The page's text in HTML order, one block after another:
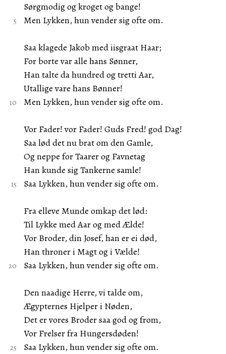
Sørgmodig og kroget og bange!
Men Lykken, hun vender sig ofte om.
Saa klagede Jakob med iisgraat Haar;
For borte var alle hans Sønner,
Han talte da hundred og tretti Aar,
Utallige vare hans Bønner!
Men Lykken, hun vender sig ofte om.
Vor Fader! vor Fader! Guds Fred! god Dag!
Saa lød det nu brat om den Gamle,
Og neppe for Taarer og Favnetag
Han kunde sig Tankerne samle!
Saa Lykken, hun vender sig ofte om.
Fra elleve Munde omkap det lød:
Til Lykke med Aar og med Ælde!
Vor Broder, din Josef, han er ei død,
Han throner i Magt og i Vælde!
Saa Lykken, hun vender sig ofte om.
Den naadige Herre, vi talde om,
Ægypternes Hjelper i Nøden,
Det er vores Broder saa god og from,
Vor Frelser fra Hungersdøden!
Saa Lykken, hun vender sig ofte om.